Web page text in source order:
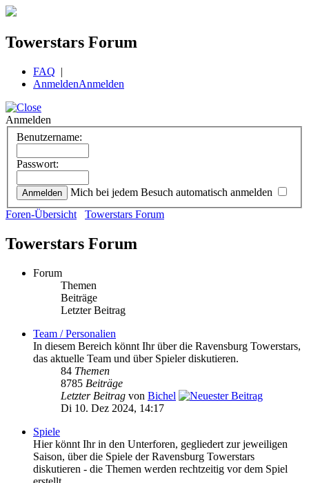
Towerstars Forum
FAQ |
AnmeldenAnmelden
Anmelden
Benutzername:
Passwort:
Mich bei jedem Besuch automatisch anmelden
Foren-Übersicht
Towerstars Forum
Towerstars Forum
Forum
Themen
Beiträge
Letzter Beitrag
Team / Personalien
In diesem Bereich könnt Ihr über die Ravensburg Towerstars,
das aktuelle Team und über Spieler diskutieren.
84 Themen
8785 Beiträge
Letzter Beitrag von Bichel
Di 10. Dez 2024, 14:17
Spiele
Hier könnt Ihr in den Unterforen, gegliedert zur jeweiligen
Saison, über die Spiele der Ravensburg Towerstars
diskutieren - die Themen werden rechtzeitig vor dem Spiel